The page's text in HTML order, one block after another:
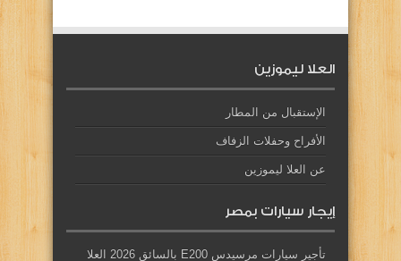
العلا ليموزين
الإستقبال من المطار
الأفراح وحفلات الزفاف
عن العلا ليموزين
إيجار سيارات بمصر
تأجير سيارات مرسيدس E200 بالسائق 2026 العلا